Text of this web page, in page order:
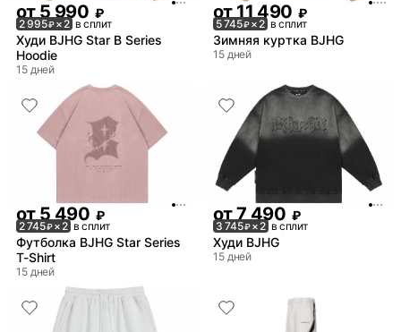
от5 990 ₽
2 995₽× 2 в сплит
Худи BJHG Star B Series
Hoodie
15 дней
от11 490 ₽
5 745₽× 2 в сплит
Зимняя куртка BJHG
15 дней
от5 490 ₽
2 745₽× 2 в сплит
Футболка BJHG Star Series
T-Shirt
15 дней
от7 490 ₽
3 745₽× 2 в сплит
Худи BJHG
15 дней